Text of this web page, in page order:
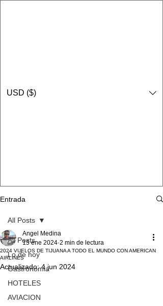
USD ($)
Entrada
All Posts
Lo de hoy
Gastronomia
HOTELES
AVIACION
All Posts
2024 VUELOS DE TIJUANA A TODO EL MUNDO CON AMERICAN
AIRLINES
Angel Medina
15 ene 2024 2 min de lectura
Actualizado:4 jun 2024